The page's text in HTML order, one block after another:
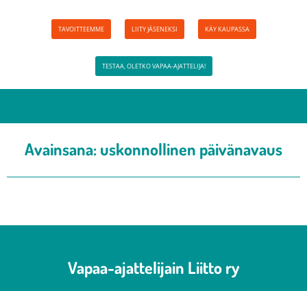
TAVOITTEEMME LIITY JÄSENEKSI KÄY KAUPASSA
TESTAA, OLETKO VAPAA-AJATTELIJA!
Avainsana:uskonnollinen päivänavaus
Vapaa-ajattelijain Liitto ry